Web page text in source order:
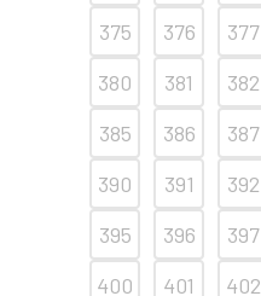
375
376 377
380
381 382
385
386 387
390
391 392
395
396 397
400
401 402